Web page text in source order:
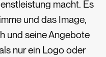
macht. Es
und das Image,
und seine Angebote
nur ein Logo oder